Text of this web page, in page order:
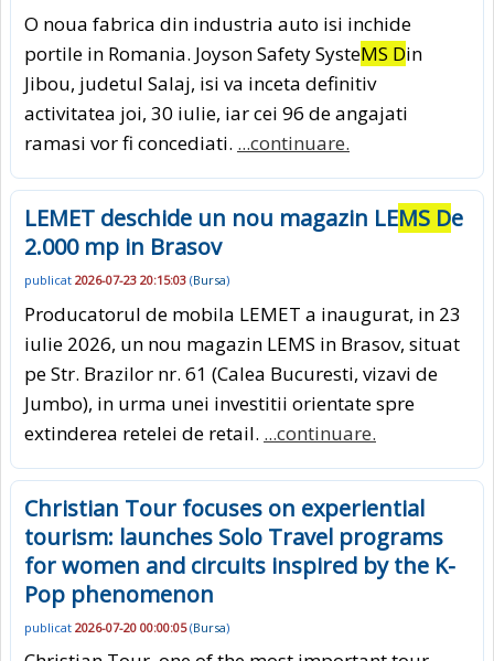
O noua fabrica din industria auto isi inchide
portile in Romania. Joyson Safety SysteMS Din
Jibou, judetul Salaj, isi va inceta definitiv
activitatea joi, 30 iulie, iar cei 96 de angajati
ramasi vor fi concediati. ...continuare.
LEMET deschide un nou magazin LEMS De
2.000 mp in Brasov
publicat 2026-07-23 20:15:03 (Bursa)
Producatorul de mobila LEMET a inaugurat, in 23
iulie 2026, un nou magazin LEMS in Brasov, situat
pe Str. Brazilor nr. 61 (Calea Bucuresti, vizavi de
Jumbo), in urma unei investitii orientate spre
extinderea retelei de retail. ...continuare.
Christian Tour focuses on experiential
tourism: launches Solo Travel programs
for women and circuits inspired by the K-
Pop phenomenon
publicat 2026-07-20 00:00:05(Bursa)